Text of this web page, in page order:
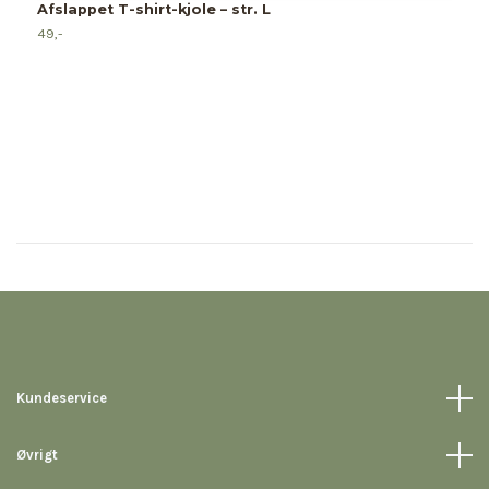
Afslappet T-shirt-kjole – str. L
49,-
Kundeservice
Øvrigt